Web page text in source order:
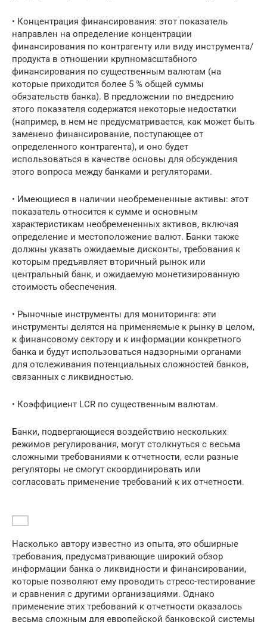
• Концентрация финансирования: этот показатель
направлен на определение концентрации
финансирования по контрагенту или виду инструмента/
продукта в отношении крупномасштабного
финансирования по существенным валютам (на
которые приходится более 5 % общей суммы
обязательств банка). В предложении по внедрению
этого показателя содержатся некоторые недостатки
(например, в нем не предусматривается, как может быть
заменено финансирование, поступающее от
определенного контрагента), и оно будет
использоваться в качестве основы для обсуждения
этого вопроса между банками и регуляторами.
• Имеющиеся в наличии необремененные активы: этот
показатель относится к сумме и основным
характеристикам необремененных активов, включая
определение и местоположение валют. Банки также
должны указать ожидаемые дисконты, требования к
которым предъявляет вторичный рынок или
центральный банк, и ожидаемую монетизированную
стоимость обеспечения.
• Рыночные инструменты для мониторинга: эти
инструменты делятся на применяемые к рынку в целом,
к финансовому сектору и к информации конкретного
банка и будут использоваться надзорными органами
для отслеживания потенциальных сложностей банков,
связанных с ликвидностью.
• Коэффициент LCR по существенным валютам.
Банки, подвергающиеся воздействию нескольких
режимов регулирования, могут столкнуться с весьма
сложными требованиями к отчетности, если разные
регуляторы не смогут скоординировать или
согласовать применение требований к их отчетности.
Насколько автору известно из опыта, это обширные
требования, предусматривающие широкий обзор
информации банка о ликвидности и финансировании,
которые позволяют ему проводить стресс-тестирование
и сравнения с другими организациями. Однако
применение этих требований к отчетности оказалось
весьма сложным для европейской банковской системы